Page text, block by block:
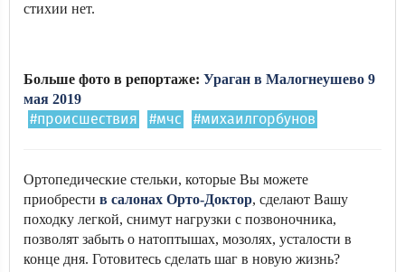
стихии нет.
Больше фото в репортаже: Ураган в Малогнеушево 9
мая 2019
#происшествия #мчс #михаилгорбунов
Ортопедические стельки, которые Вы можете
приобрести в салонах Орто-Доктор, сделают Вашу
походку легкой, снимут нагрузки с позвоночника,
позволят забыть о натоптышах, мозолях, усталости в
конце дня. Готовитесь сделать шаг в новую жизнь?